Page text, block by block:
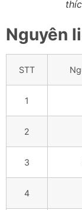
Nguyên
STT
1
2
3
4